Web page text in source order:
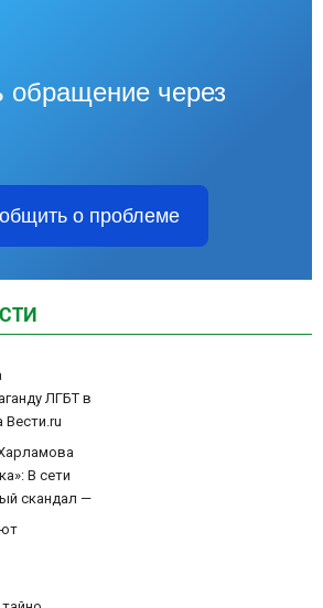
обращение через
о проблеме
ЛГБТ в
Вести.ru
В сети
скандал —
100